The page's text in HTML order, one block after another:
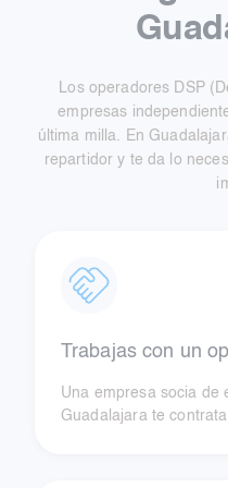
Los operadores DSP
empresas
última milla. En
repartidor y te da lo
Trabajas con un
Una empresa socia de
Guadalajara te